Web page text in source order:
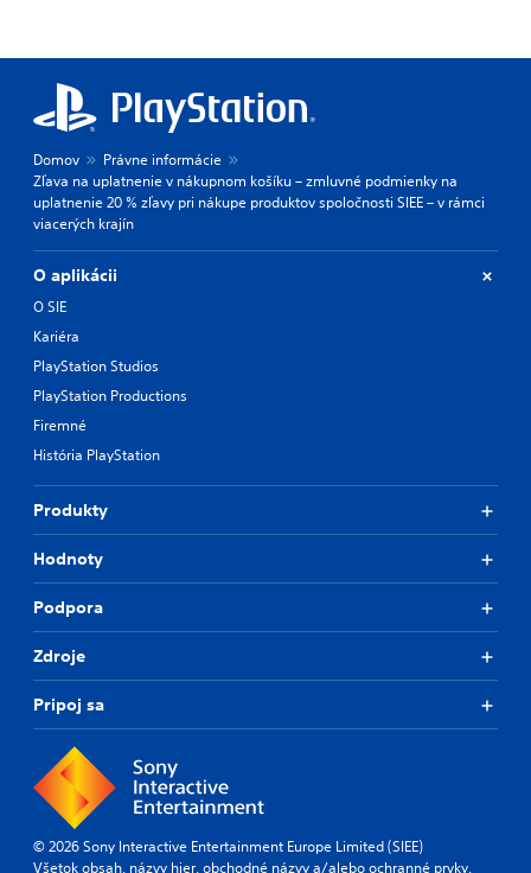
Domov
Právne informácie
Zľava na uplatnenie v nákupnom košíku – zmluvné podmienky na
uplatnenie 20 % zľavy pri nákupe produktov spoločnosti SIEE – v rámci
viacerých krajín
O aplikácii
O SIE
Kariéra
PlayStation Studios
PlayStation Productions
Firemné
História PlayStation
Produkty
Hodnoty
Podpora
Zdroje
Pripoj sa
© 2026 Sony Interactive Entertainment Europe Limited (SIEE)
Všetok obsah, názvy hier, obchodné názvy a/alebo ochranné prvky,